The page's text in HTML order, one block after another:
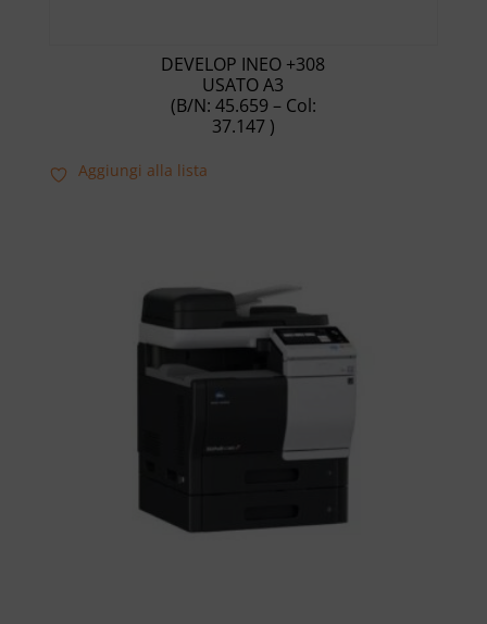
DEVELOP INEO +308
USATO A3
(B/N: 45.659 – Col:
37.147 )
Aggiungi alla lista